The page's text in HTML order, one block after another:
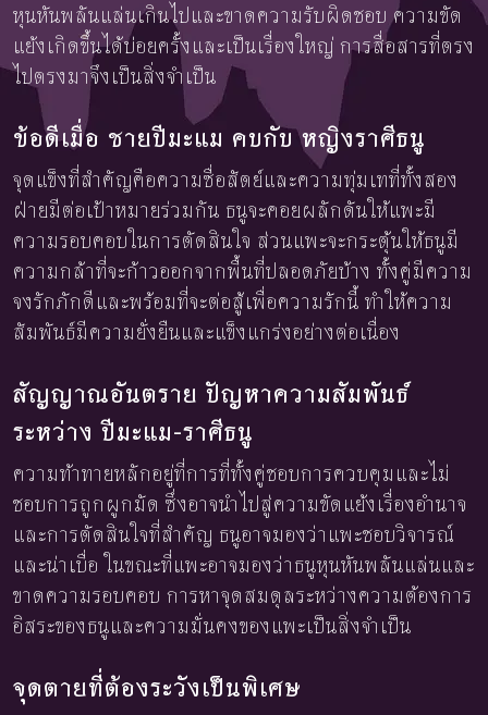
หุนหันพลันแล่นเกินไปและขาดความรับผิดชอบ ความขัด
แย้งเกิดขึ้นได้บ่อยครั้งและเป็นเรื่องใหญ่ การสื่อสารที่ตรง
ไปตรงมาจึงเป็นสิ่งจำเป็น
ข้อดีเมื่อ ชายปีมะแม คบกับ หญิงราศีธนู
จุดแข็งที่สำคัญคือความซื่อสัตย์และความทุ่มเทที่ทั้งสอง
ฝ่ายมีต่อเป้าหมายร่วมกัน ธนูจะคอยผลักดันให้แพะมี
ความรอบคอบในการตัดสินใจ ส่วนแพะจะกระตุ้นให้ธนูมี
ความกล้าที่จะก้าวออกจากพื้นที่ปลอดภัยบ้าง ทั้งคู่มีความ
จงรักภักดีและพร้อมที่จะต่อสู้เพื่อความรักนี้ ทำให้ความ
สัมพันธ์มีความยั่งยืนและแข็งแกร่งอย่างต่อเนื่อง
สัญญาณอันตราย ปัญหาความสัมพันธ์
ระหว่าง ปีมะแม-ราศีธนู
ความท้าทายหลักอยู่ที่การที่ทั้งคู่ชอบการควบคุมและไม่
ชอบการถูกผูกมัด ซึ่งอาจนำไปสู่ความขัดแย้งเรื่องอำนาจ
และการตัดสินใจที่สำคัญ ธนูอาจมองว่าแพะชอบวิจารณ์
และน่าเบื่อ ในขณะที่แพะอาจมองว่าธนูหุนหันพลันแล่นและ
ขาดความรอบคอบ การหาจุดสมดุลระหว่างความต้องการ
อิสระของธนูและความมั่นคงของแพะเป็นสิ่งจำเป็น
จุดตายที่ต้องระวังเป็นพิเศษ